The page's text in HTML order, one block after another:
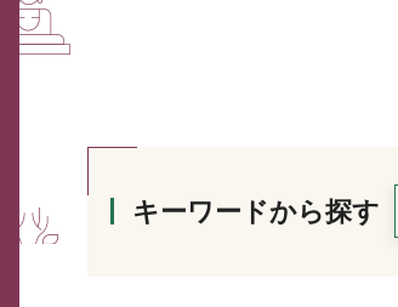
キーワードから探す